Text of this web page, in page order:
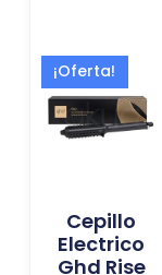
¡Oferta!
Cepillo
Electrico
Ghd Rise
era:
El
precio
actual
es: